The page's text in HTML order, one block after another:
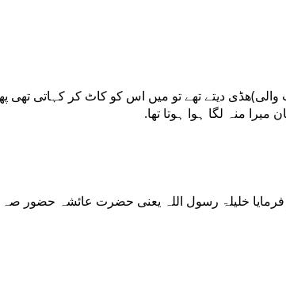
دیتے تھے تو میں اس کو کاٹ کر کہاتی تھی
منہ لگا ہوا ہوتا تھا.
خلیلۃ رسول اللہ یعنی حضرت عائشہ حضور